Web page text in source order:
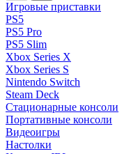
Игровые приставки
PS5
PS5 Pro
PS5 Slim
Xbox Series X
Xbox Series S
Nintendo Switch
Steam Deck
Стационарные консоли
Портативные консоли
Видеоигры
Настолки